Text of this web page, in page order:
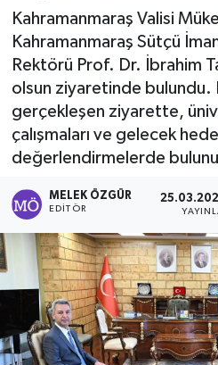
Kahramanmaraş Valisi
Kahramanmaraş Sütçü
Rektörü Prof. Dr. İbrahim
olsun ziyaretinde bulundu.
gerçekleşen ziyarette,
çalışmaları ve gelecek
değerlendirmelerde
MELEK ÖZGÜR
EDITÖR
Politika
Sağlık
Spor
Tarih - Kültür - Sanat -
Yaşam
Haber Arşivi